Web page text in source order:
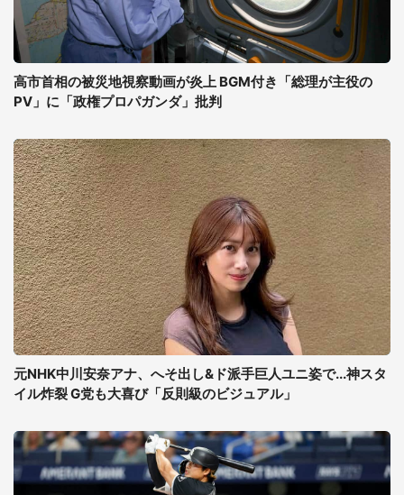
高市首相の被災地視察動画が炎上 BGM付き「総理が主役の
PV」に「政権プロパガンダ」批判
元NHK中川安奈アナ、へそ出し&ド派手巨人ユニ姿で...神スタ
イル炸裂 G党も大喜び「反則級のビジュアル」